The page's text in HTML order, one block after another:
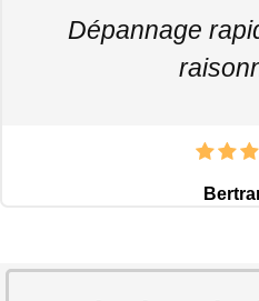
Dépannage